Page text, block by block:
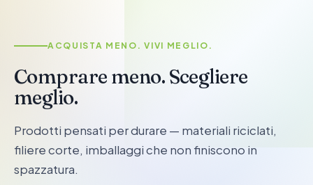
GREEN & SOSTENIBILE
ACQUISTA MENO. VIVI MEGLIO.
Comprare meno. Scegliere
meglio.
Prodotti pensati per durare — materiali riciclati,
filiere corte, imballaggi che non finiscono in
spazzatura.